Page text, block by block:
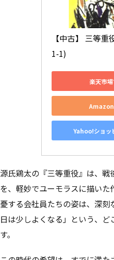
【中古】 三等重
1-1)
楽天市
Amazon
Yahoo!ショッ
源氏鶏太の『三等重役』は、
を、軽妙でユーモラスに描い
憂する会社員たちの姿は、深
日は少しよくなる」という、
す。